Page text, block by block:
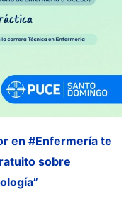
en #Enfermería te
sobre